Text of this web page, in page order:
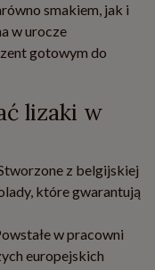
smakiem, jak i
w urocze
gotowym do
lizaki w
z belgijskiej
które gwarantują
w pracowni
europejskich